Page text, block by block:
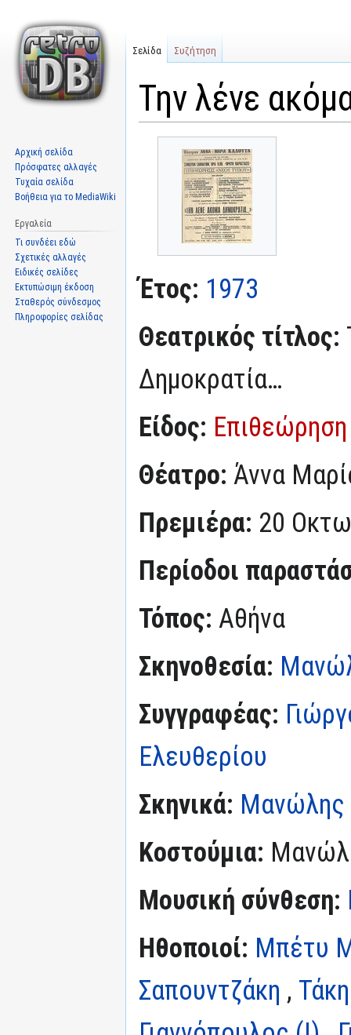
Την λένε
αναζήτηση
Έτος: 1973
Θεατρικός τίτλος:
Δημοκρατία…
Είδος: Επιθεώρηση
Θέατρο: Άννα
Πρεμιέρα: 20
Περίοδοι
Τόπος: Αθήνα
Σκηνοθεσία:
Συγγραφέας:
Ελευθερίου
Σκηνικά: Μανώλης
Κοστούμια:
Μουσική σύνθεση:
Ηθοποιοί: Μπέτυ
Σαπουντζάκη ,
Σελίδα Συζήτηση
Αρχική σελίδα
Πρόσφατες αλλαγές
Τυχαία σελίδα
Βοήθεια για το MediaWiki
Εργαλεία
Τι συνδέει εδώ
Σχετικές αλλαγές
Ειδικές σελίδες
Εκτυπώσιμη έκδοση
Σταθερός σύνδεσμος
Πληροφορίες σελίδας